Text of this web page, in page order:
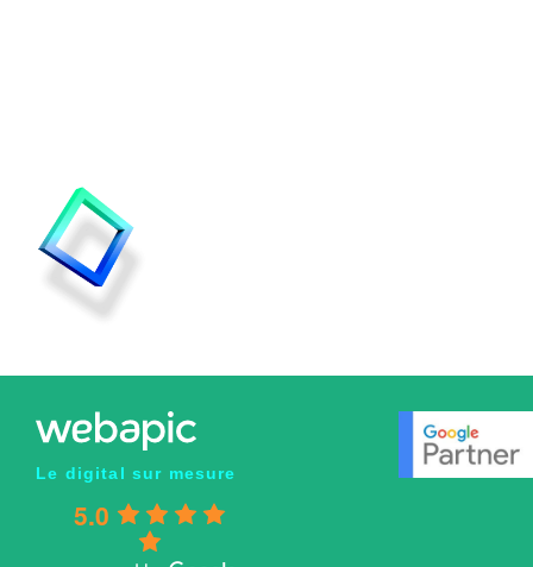
Le digital sur mesure
5.0